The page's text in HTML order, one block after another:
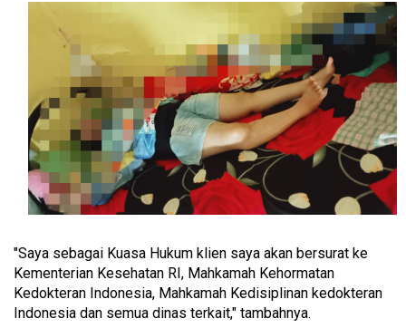
"Saya sebagai Kuasa Hukum klien saya akan bersurat ke
Kementerian Kesehatan RI, Mahkamah Kehormatan
Kedokteran Indonesia, Mahkamah Kedisiplinan kedokteran
Indonesia dan semua dinas terkait," tambahnya.